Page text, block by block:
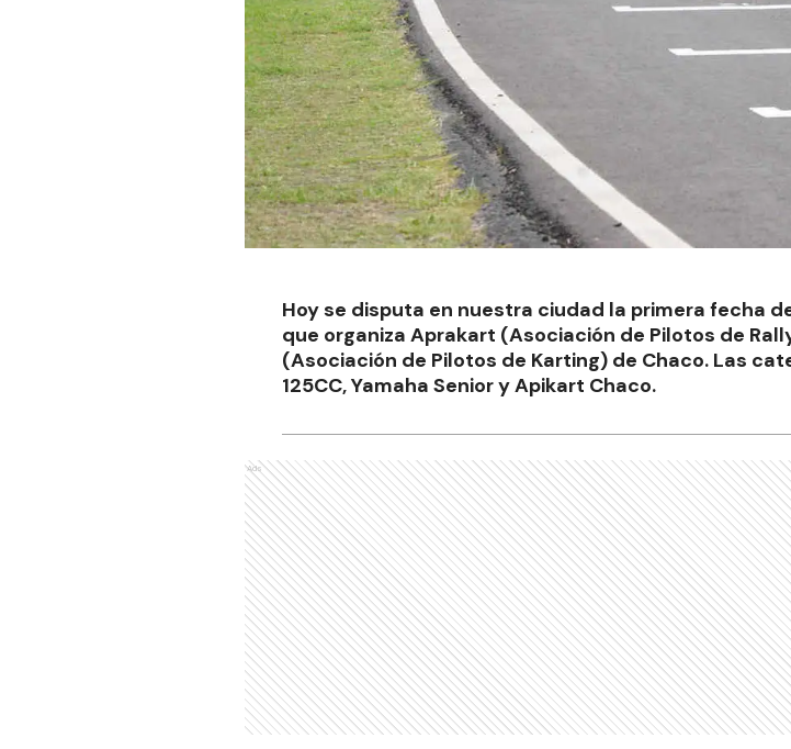
Hoy se disputa en nuestra ciudad la primera fecha
que organiza Aprakart (Asociación de Pilotos de
(Asociación de Pilotos de Karting) de Chaco. Las
125CC, Yamaha Senior y Apikart Chaco.
Ads